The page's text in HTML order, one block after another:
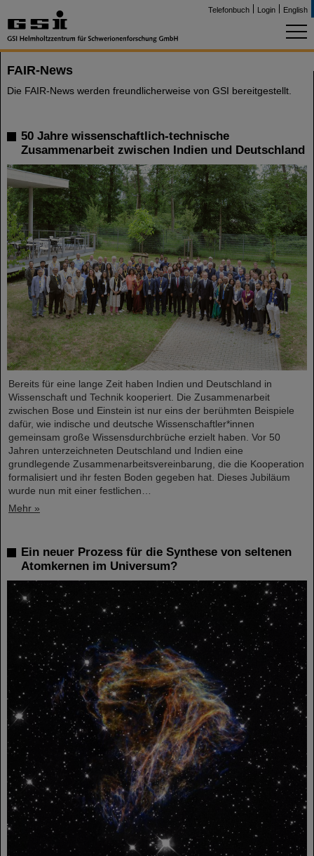
Telefonbuch Login English
FAIR-News
Die FAIR-News werden freundlicherweise von GSI bereitgestellt.
50 Jahre wissenschaftlich-technische
Zusammenarbeit zwischen Indien und Deutschland
Bereits für eine lange Zeit haben Indien und Deutschland in
Wissenschaft und Technik kooperiert. Die Zusammenarbeit
zwischen Bose und Einstein ist nur eins der berühmten Beispiele
dafür, wie indische und deutsche Wissenschaftler*innen
gemeinsam große Wissensdurchbrüche erzielt haben. Vor 50
Jahren unterzeichneten Deutschland und Indien eine
grundlegende Zusammenarbeitsvereinbarung, die die Kooperation
formalisiert und ihr festen Boden gegeben hat. Dieses Jubiläum
wurde nun mit einer festlichen…
Mehr »
Ein neuer Prozess für die Synthese von seltenen
Atomkernen im Universum?